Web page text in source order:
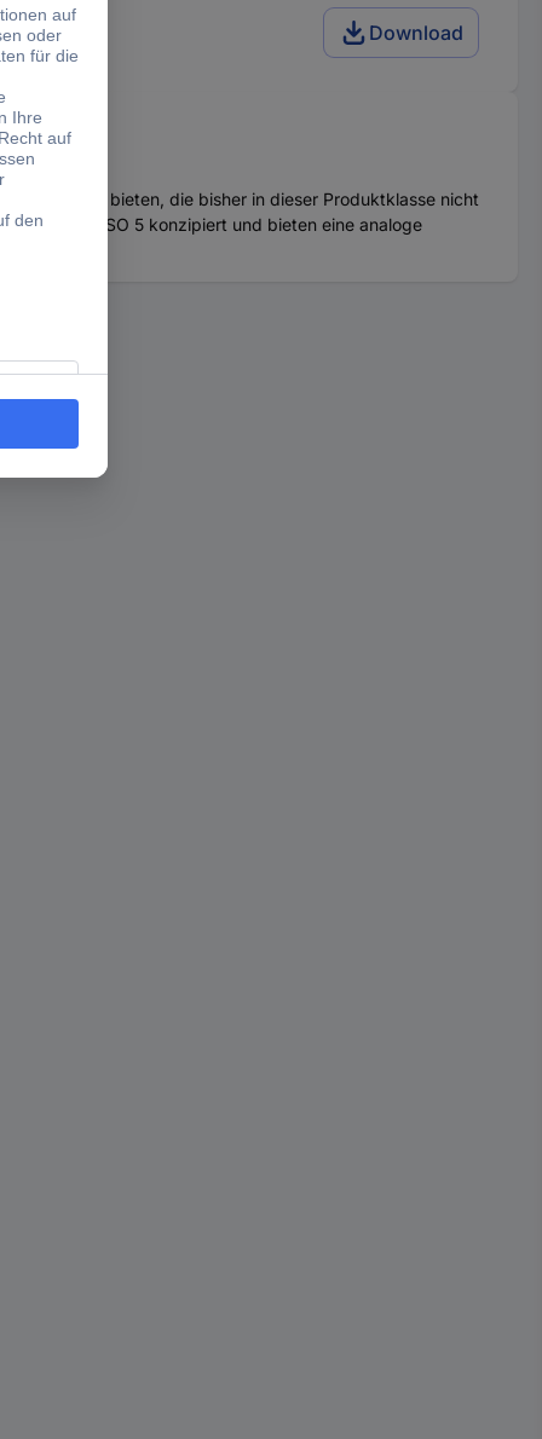
Download
bieten, die bisher in dieser Produktklasse nicht
und MSO 5 konzipiert und bieten eine analoge